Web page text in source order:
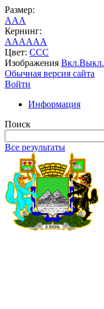
Размер:
AAA
Кернинг:
AAAAAA
Цвет: CCC
Изображения Вкл.Выкл.
Обычная версия сайта
Войти
Информация
Поиск
Все результаты